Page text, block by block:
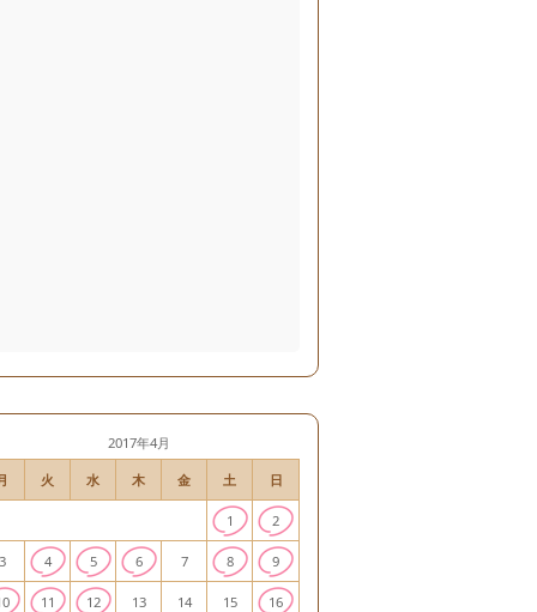
2017年4月
火 水 木 金 土 日
1 2
3 4 5 6 7 8 9
11 12 13 14 15 16